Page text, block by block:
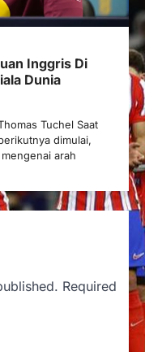
Inggris Di
Dunia
Tuchel Saat
dimulai,
arah
Required